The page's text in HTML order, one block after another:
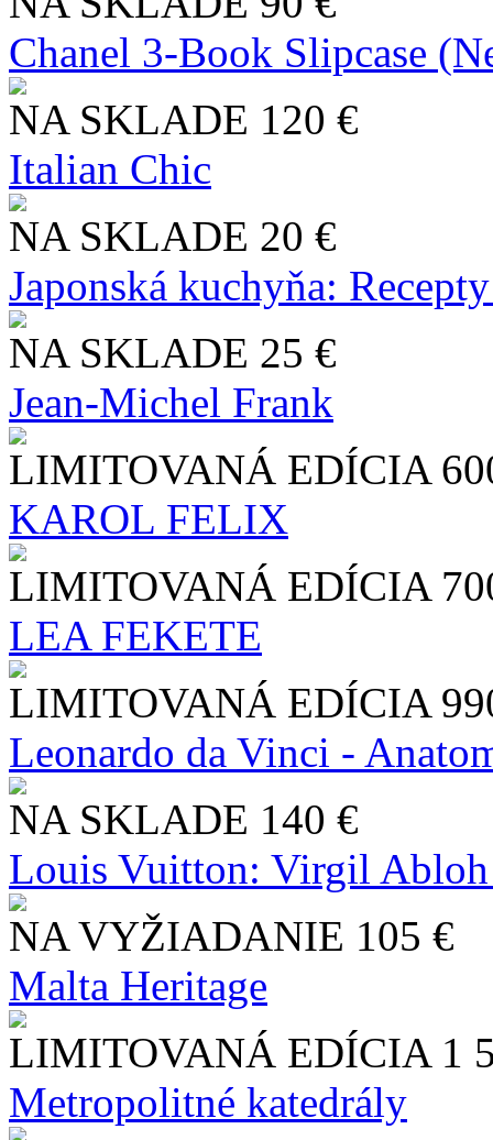
Chanel 3-Book Slipcase
NA SKLADE 120 €
Italian Chic
NA SKLADE 20 €
Japonská kuchyňa:
NA SKLADE 25 €
Jean-Michel Frank
LIMITOVANÁ EDÍCIA
KAROL FELIX
LIMITOVANÁ EDÍCIA
LEA FEKETE
LIMITOVANÁ EDÍCIA
Leonardo da Vinci -
NA SKLADE 140 €
Louis Vuitton: Virgil
NA VYŽIADANIE 105 €
Malta Heritage
LIMITOVANÁ EDÍCIA 1
Metropolitné katedrály